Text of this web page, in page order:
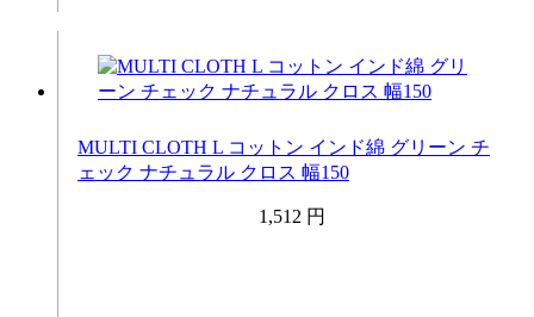
MULTI CLOTH L コットン インド綿 グリーン チ
ェック ナチュラル クロス 幅150
1,512 円